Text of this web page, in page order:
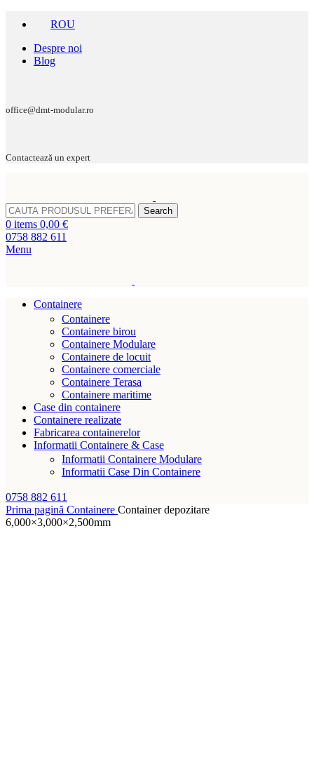
ROU
Despre noi
Blog
office@dmt-modular.ro
Contactează un expert
Search
0 items 0,00 €
0758 882 611
Menu
Containere
Containere
Containere birou
Containere Modulare
Containere de locuit
Containere comerciale
Containere Terasa
Containere maritime
Case din containere
Containere realizate
Fabricarea containerelor
Informatii Containere & Case
Informatii Containere Modulare
Informatii Case Din Containere
0758 882 611
Prima pagină Containere Container depozitare
6,000×3,000×2,500mm